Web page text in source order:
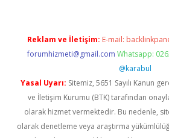
Reklam ve İletişim: E-mail:
forumhizmeti@gmail.com Whatsapp:
@karabul
Yasal Uyarı: Sitemiz, 5651 Sayılı Kanun
ve İletişim Kurumu (BTK) tarafından
olarak hizmet vermektedir. Bu nedenle,
olarak denetleme veya araştırma